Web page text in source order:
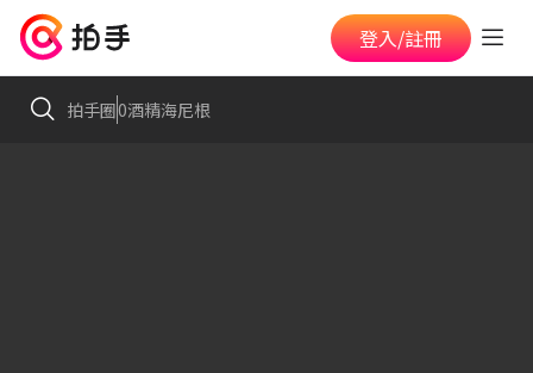
登入/註冊
拍手圈0酒精海尼根